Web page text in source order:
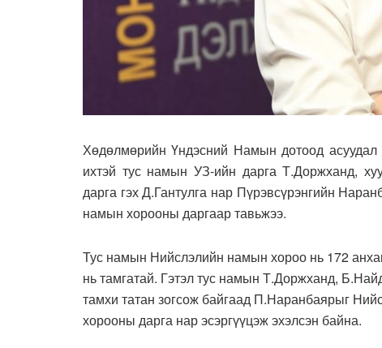
Хөдөлмөрийн Үндэсний Намын дотоод асуудал
ихтэй тус намын УЗ-ийн дарга Т.Доржханд,
дарга гэх Д.Гантулга нар Пүрэвсүрэнгийн
намын хорооны даргаар тавьжээ.
Тус намын Нийслэлийн намын хороо нь 172
нь тамгатай. Гэтэл тус намын Т.Доржханд,
тамхи татан зогсож байгаад П.Наранбаярыг
хорооны дарга нар эсэргүүцэж эхэлсэн байна.